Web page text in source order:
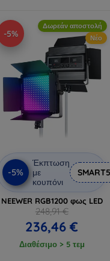
-5%
Δωρεάν αποστολή
Νέο
-5%
Έκπτωση
με
κουπόνι
SMART5
NEEWER RGB1200 φως LED
248,91 €
236,46 €
Διαθέσιμο > 5 τεμ